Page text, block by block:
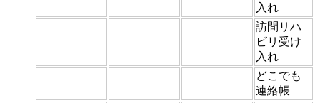
入れ
訪問リハ
ビリ受け
入れ
どこでも
連絡帳